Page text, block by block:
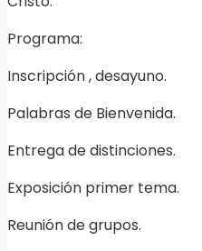
Programa:
Inscripción , desayuno.
Palabras de Bienvenida.
Entrega de distinciones.
Exposición primer tema.
Reunión de grupos.